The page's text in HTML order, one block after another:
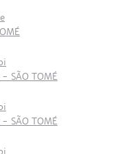
SÃO TOMÉ
SÃO TOMÉ